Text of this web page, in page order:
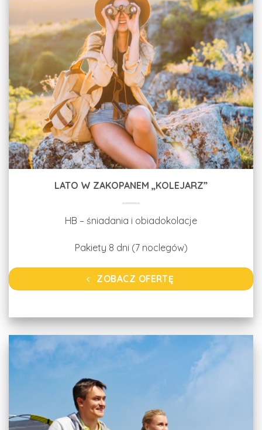
LATO W ZAKOPANEM „KOLEJARZ”
HB – śniadania i obiadokolacje
Pakiety 8 dni (7 noclegów)
ZOBACZ OFERTĘ